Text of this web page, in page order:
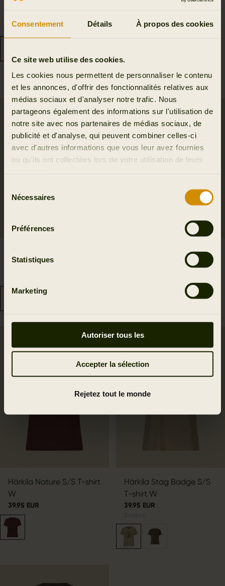
Consentement Détails À propos des cookies
Ce site web utilise des cookies.
Les cookies nous permettent de personnaliser le contenu
et les annonces, d'offrir des fonctionnalités relatives aux
médias sociaux et d'analyser notre trafic. Nous
partageons également des informations sur l'utilisation de
notre site avec nos partenaires de médias sociaux, de
publicité et d'analyse, qui peuvent combiner celles-ci
avec d'autres informations que vous leur avez fournies
ou qu'ils ont collectées lors de votre utilisation de leurs
Nécessaires
Préférences
Statistiques
Marketing
Autoriser tous les
Accepter la sélection
Rejetez tout le monde
3colors
48.97 EUR
69.95 EUR
shirt W
Härkila Wildboar S/S
Härkila Nature S/S T-shirt
W
39.95 EUR
Härkila Stag Badge S/S
T-shirt W
39.95 EUR